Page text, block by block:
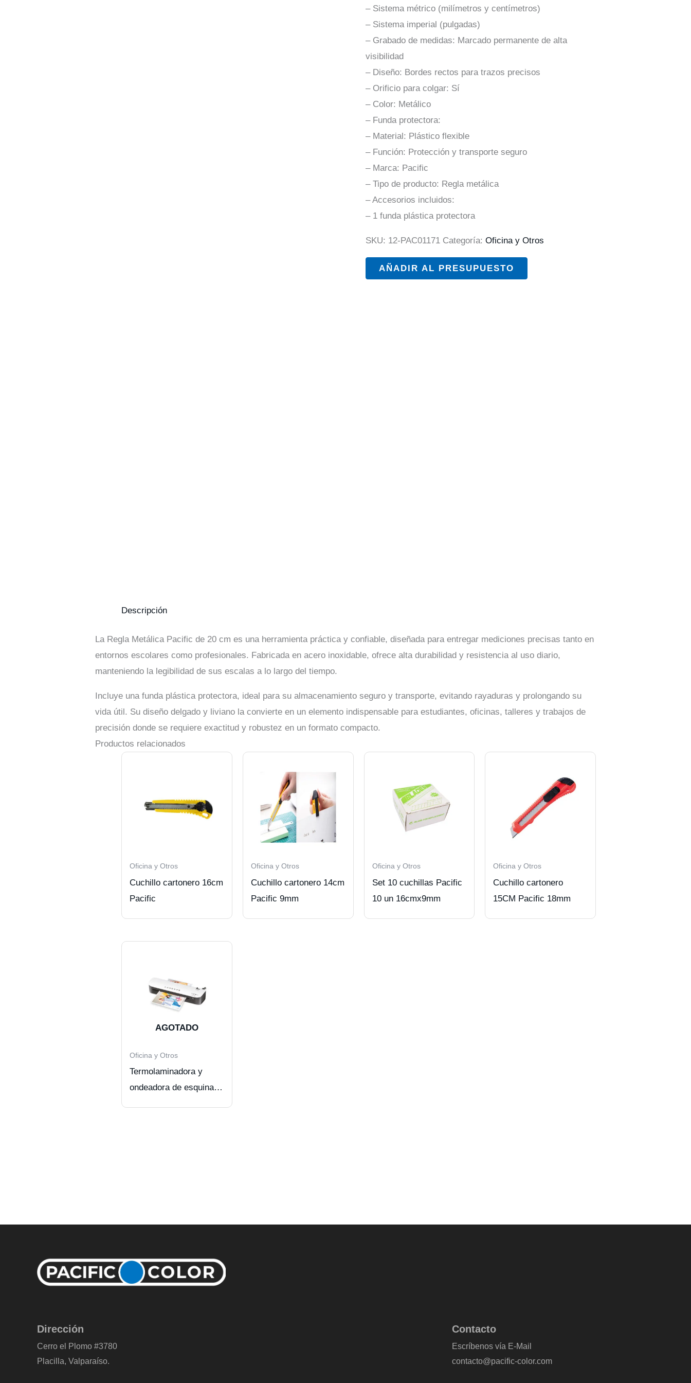
– Sistema métrico (milímetros y centímetros)
– Sistema imperial (pulgadas)
– Grabado de medidas: Marcado permanente de alta
visibilidad
– Diseño: Bordes rectos para trazos precisos
– Orificio para colgar: Sí
– Color: Metálico
– Funda protectora:
– Material: Plástico flexible
– Función: Protección y transporte seguro
– Marca: Pacific
– Tipo de producto: Regla metálica
– Accesorios incluidos:
– 1 funda plástica protectora
SKU: 12-PAC01171 Categoría: Oficina y Otros
AÑADIR AL PRESUPUESTO
Descripción
La Regla Metálica Pacific de 20 cm es una herramienta práctica y confiable, diseñada para entregar mediciones precisas tanto en
entornos escolares como profesionales. Fabricada en acero inoxidable, ofrece alta durabilidad y resistencia al uso diario,
manteniendo la legibilidad de sus escalas a lo largo del tiempo.
Incluye una funda plástica protectora, ideal para su almacenamiento seguro y transporte, evitando rayaduras y prolongando su
vida útil. Su diseño delgado y liviano la convierte en un elemento indispensable para estudiantes, oficinas, talleres y trabajos de
precisión donde se requiere exactitud y robustez en un formato compacto.
Productos relacionados
Oficina y Otros
Cuchillo cartonero 16cm
Pacific
Oficina y Otros
Cuchillo cartonero 14cm
Pacific 9mm
Oficina y Otros
Set 10 cuchillas Pacific
10 un 16cmx9mm
Oficina y Otros
Cuchillo cartonero
15CM Pacific 18mm
AGOTADO
Oficina y Otros
Termolaminadora y
ondeadora de esquinas
Dirección
Cerro el Plomo #3780
Placilla, Valparaíso.
Contacto
Escríbenos vía E-Mail
contacto@pacific-color.com